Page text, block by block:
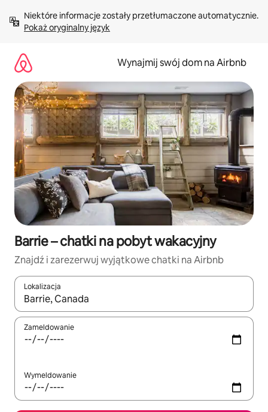
treści Pokaż oryginalny język
Wynajmij swój dom na Airbnb
Barrie – chatki na pobyt wakacyjny
Znajdź i zarezerwuj wyjątkowe chatki na Airbnb
Lokalizacja
Gdy wyniki będą dostępne, możesz poruszać się po nich za
Zameldowanie
Wymeldowanie